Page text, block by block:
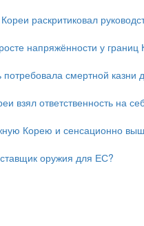
раскритиковал
напряжённости у
потребовала смертной
взял ответственность на
Корею и сенсационно
оружия для ЕС?